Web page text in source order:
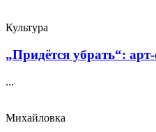
Культура
„Придётся убрать“:
...
Михайловка